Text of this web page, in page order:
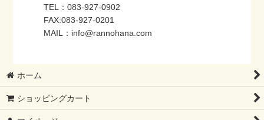
TEL：083-927-0902
FAX:083-927-0201
MAIL：info@rannohana.com
ホーム
ショッピングカート